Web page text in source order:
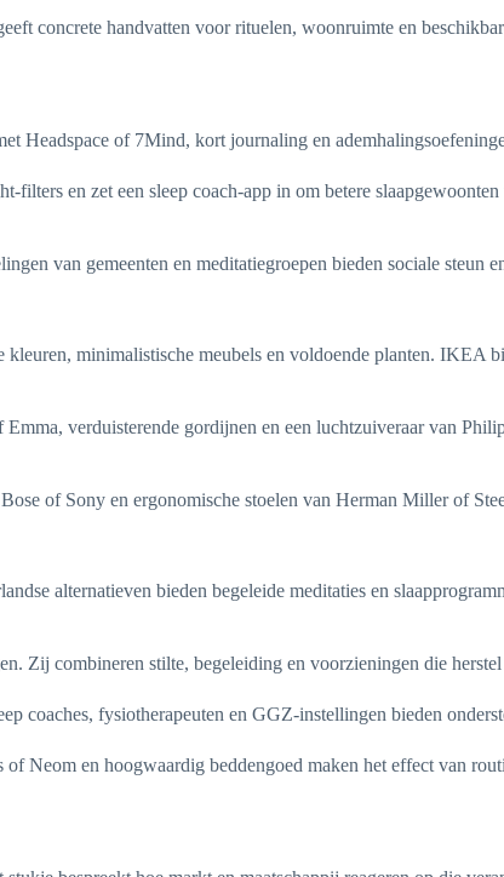
concrete handvatten voor rituelen, woonruimte en
Headspace of 7Mind, kort journaling en
en zet een sleep coach-app in om betere
van gemeenten en meditatiegroepen bieden sociale
minimalistische meubels en voldoende planten. IKEA
verduisterende gordijnen en een luchtzuiveraar van
of Sony en ergonomische stoelen van Herman Miller of
alternatieven bieden begeleide meditaties en
Zij combineren stilte, begeleiding en voorzieningen die
coaches, fysiotherapeuten en GGZ-instellingen bieden
Neom en hoogwaardig beddengoed maken het effect van